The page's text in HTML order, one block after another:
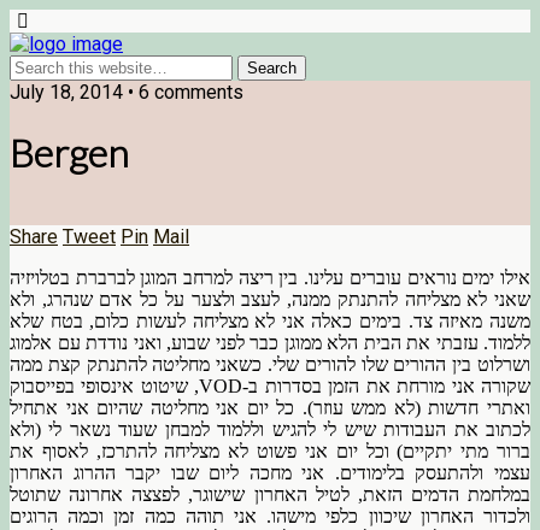
July 18, 2014 • 6 comments
Bergen
Share Tweet Pin Mail
אילו ימים נוראים עוברים עלינו. בין ריצה למרחב המוגן לברברת בטלויזיה
שאני לא מצליחה להתנתק ממנה, לעצב ולצער על כל אדם שנהרג, ולא
משנה מאיזה צד. בימים כאלה אני לא מצליחה לעשות כלום, בטח שלא
ללמוד. עזבתי את הבית הלא ממוגן כבר לפני שבוע, ואני נודדת עם אלמוג
ושרלוט בין ההורים שלו להורים שלי. כשאני מחליטה להתנתק קצת ממה
שקורה אני מורחת את הזמן בסדרות ב-VOD, שיטוט אינסופי בפייסבוק
ואתרי חדשות (לא ממש עוזר). כל יום אני מחליטה שהיום אני אתחיל
לכתוב את העבודות שיש לי להגיש וללמוד למבחן שעוד נשאר לי (ולא
ברור מתי יתקיים) וכל יום אני פשוט לא מצליחה להתרכז, לאסוף את
עצמי ולהתעסק בלימודים. אני מחכה ליום שבו יקבר ההרוג האחרון
במלחמת הדמים הזאת, לטיל האחרון שישוגר, לפצצה אחרונה שתוטל
ולכדור האחרון שיכוון כלפי מישהו. אני תוהה כמה זמן וכמה הרוגים